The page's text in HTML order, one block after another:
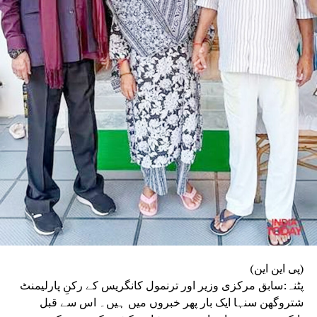
(پی این این)
پٹنہ:سابق مرکزی وزیر اور ترنمول کانگریس کے رکنِ پارلیمنٹ
شتروگھن سنہا ایک بار پھر خبروں میں ہیں۔ اس سے قبل